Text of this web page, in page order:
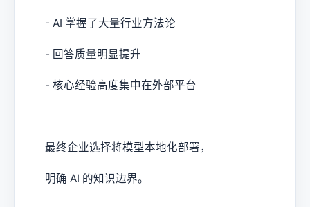
- AI 掌握了大量行业方法论
- 回答质量明显提升
- 核心经验高度集中在外部平台
最终企业选择将模型本地化部署，
明确 AI 的知识边界。